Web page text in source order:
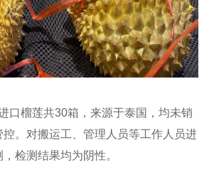
榴莲共30箱，来源于泰国，均未销
。对搬运工、管理人员等工作人员进
检测结果均为阴性。